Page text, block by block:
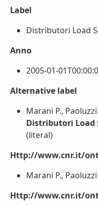
Label
Distributori Load
Anno
2005-01-
Alternative label
Marani P.,
Distributori Load
(literal)
Http://www.cnr.it/
Marani P.,
Http://www.cnr.it/